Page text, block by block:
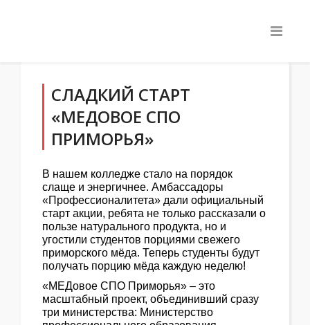
СЛАДКИЙ СТАРТ
«МЕДОВОЕ СПО
ПРИМОРЬЯ»
В нашем колледже стало на порядок
слаще и энергичнее. Амбассадоры
«Профессионалитета» дали официальный
старт акции, ребята не только рассказали о
пользе натурального продукта, но и
угостили студентов порциями свежего
приморского мёда. Теперь студенты будут
получать порцию мёда каждую неделю!
«МЕДовое СПО Приморья» – это
масштабный проект, объединивший сразу
три министерства: Министерство